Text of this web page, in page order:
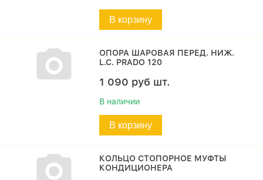
В корзину
ОПОРА ШАРОВАЯ ПЕРЕД. НИЖ.
L.C. PRADO 120
1 090 руб шт.
В наличии
В корзину
КОЛЬЦО СТОПОРНОЕ МУФТЫ
КОНДИЦИОНЕРА